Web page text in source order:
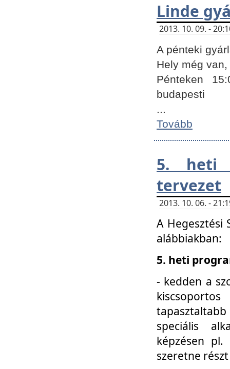
Linde
2013. 10. 09. -
A pénteki
Hely még
Pénteken
budapesti
...
Tovább
5. heti
tervezet
2013. 10. 06. -
A Hegesztési
alábbiakban:
5. heti
- kedden a
speciális
képzésen
szeretne